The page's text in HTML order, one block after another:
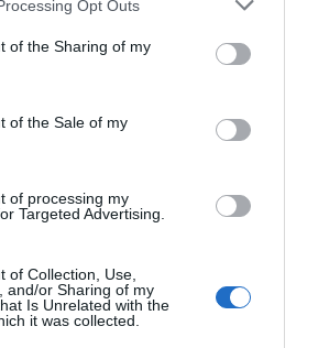
or usage behaviour. You may click to
to Google and its third-party tags to
specified purposes in below Google
Opt Outs
of the Sharing of my
of the Sale of my
of processing my
Targeted Advertising.
of Collection, Use,
and/or Sharing of my
Is Unrelated with the
it was collected.
στη
και
πόσα
ΕΙΔΗΣΕΙΣ ΕΥΒΟΙΑ